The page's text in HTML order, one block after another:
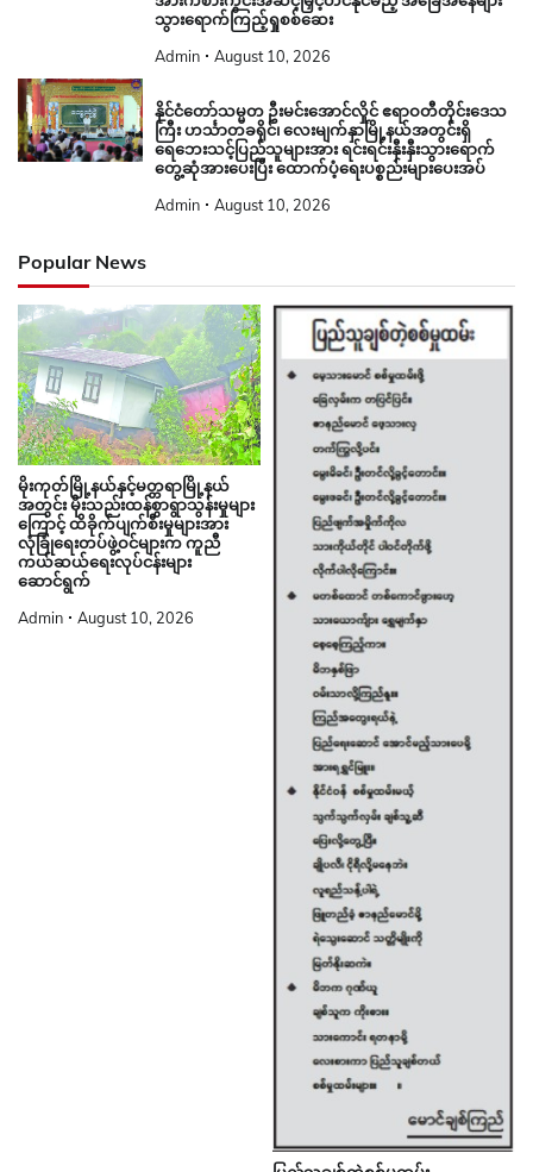
သွားရောက်ကြည့်ရှုစစ်ဆေး
Admin August 10, 2026
နိုင်ငံတော်သမ္မတ ဦးမင်းအောင်လှိုင် ဧရာဝတီတိုင်းဒေသ
ကြီး ဟင်္သာတခရိုင်၊ လေးမျက်နှာမြို့နယ်အတွင်းရှိ
ရေဘေးသင့်ပြည်သူများအား ရင်းရင်းနှီးနှီးသွားရောက်
တွေ့ဆုံအားပေးပြီး ထောက်ပံ့ရေးပစ္စည်းများပေးအပ်
Admin August 10, 2026
Popular News
မိုးကုတ်မြို့နယ်နှင့်မတ္တရာမြို့နယ်
အတွင်း မိုးသည်းထန်စွာရွာသွန်းမှုများ
ကြောင့် ထိခိုက်ပျက်စီးမှုများအား
လုံခြုံရေးတပ်ဖွဲ့ဝင်များက ကူညီ
ကယ်ဆယ်ရေးလုပ်ငန်းများ
ဆောင်ရွက်
Admin August 10, 2026